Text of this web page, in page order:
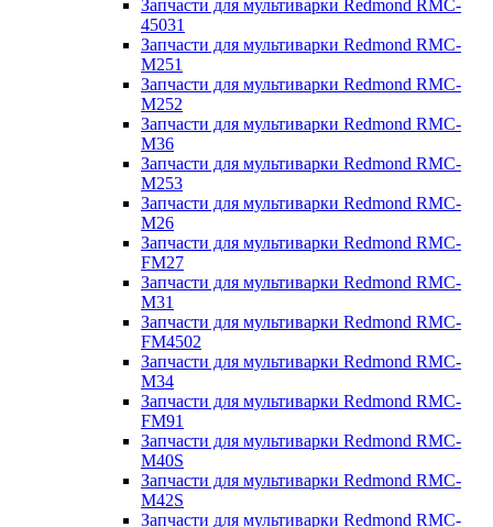
Запчасти для мультиварки Redmond RMC-
45031
Запчасти для мультиварки Redmond RMC-
M251
Запчасти для мультиварки Redmond RMC-
M252
Запчасти для мультиварки Redmond RMC-
M36
Запчасти для мультиварки Redmond RMC-
M253
Запчасти для мультиварки Redmond RMC-
M26
Запчасти для мультиварки Redmond RMC-
FM27
Запчасти для мультиварки Redmond RMC-
M31
Запчасти для мультиварки Redmond RMC-
FM4502
Запчасти для мультиварки Redmond RMC-
M34
Запчасти для мультиварки Redmond RMC-
FM91
Запчасти для мультиварки Redmond RMC-
M40S
Запчасти для мультиварки Redmond RMC-
M42S
Запчасти для мультиварки Redmond RMC-